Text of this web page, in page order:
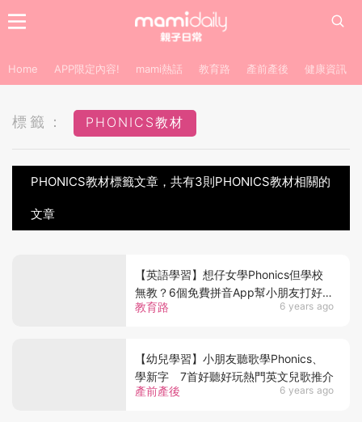
Home APP限定內容! mami熱話 教育路 產前產後 健康資訊
標籤： PHONICS教材
PHONICS教材標籤文章，共有3則PHONICS教材相關的
文章
教育路 6 years ago
【英語學習】想仔女學Phonics但學校
無教？6個免費拼音App幫小朋友打好英
文基礎
產前產後 6 years ago
【幼兒學習】小朋友聽歌學Phonics、
學新字 7首好聽好玩熱門英文兒歌推介